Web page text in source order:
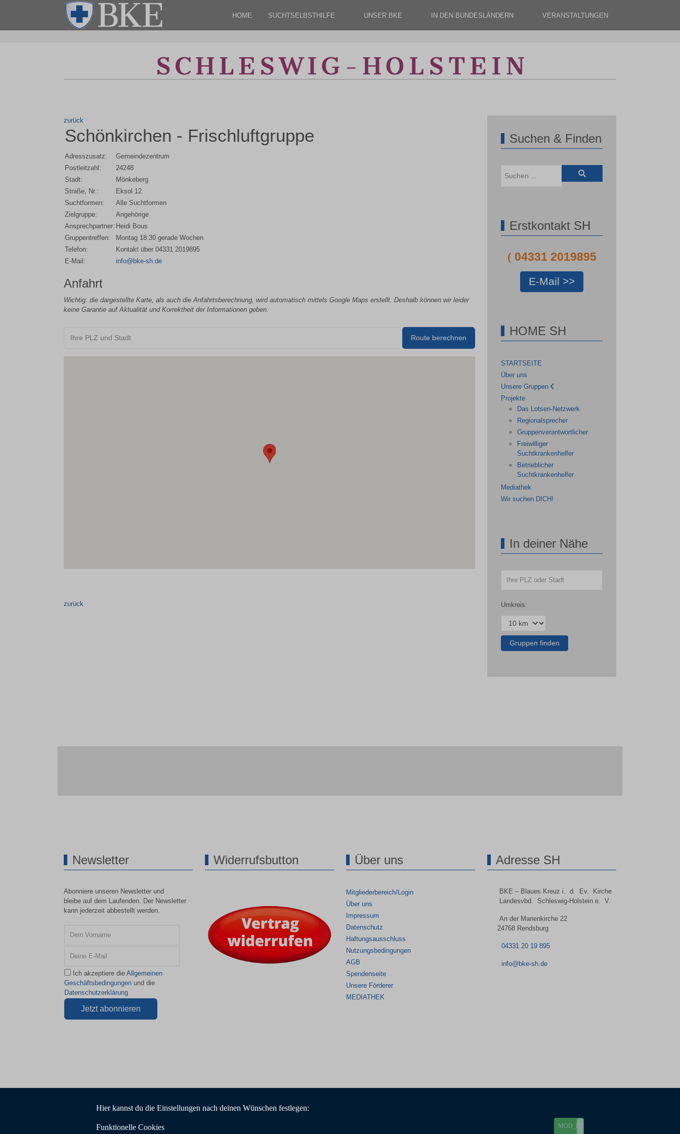
HOME SUCHTSELBSTHILFE UNSER BKE IN DEN BUNDESLÄNDERN VERANSTALTUNGEN
zurück
Schönkirchen - Frischluftgruppe
Adresszusatz:
Gemeindezentrum
Postleitzahl:
24248
Stadt:
Mönkeberg
Straße, Nr.:
Eksol 12
Suchtformen:
Alle Suchtformen
Zielgruppe:
Angehörige
Ansprechpartner: Heidi Bous
Gruppentreffen:
Montag 18:30 gerade Wochen
Telefon:
Kontakt über 04331 2019895
E-Mail:
info@bke-sh.de
Anfahrt
Wichtig: die dargestellte Karte, als auch die Anfahrtsberechnung, wird automatisch mittels Google Maps erstellt. Deshalb können wir leider
keine Garantie auf Aktualität und Korrektheit der Informationen geben.
zurück
Suchen & Finden
Erstkontakt SH
( 04331 2019895
E-Mail >>
HOME SH
STARTSEITE
Über uns
Unsere Gruppen
Projekte
Das Lotsen-Netzwerk
Regionalsprecher
Gruppenverantwortlicher
Freiwilliger
Suchtkrankenhelfer
Betrieblicher
Suchtkrankenhelfer
Mediathek
Wir suchen DICH!
In deiner Nähe
Umkreis:
Hier kannst du die Einstellungen nach deinen Wünschen festlegen:
Funktionelle Cookies MOD_EU_COOKIES_ON
Newsletter
Abonniere unseren Newsletter und
bleibe auf dem Laufenden. Der Newsletter
kann jederzeit abbestellt werden.
Ich akzeptiere die Allgemeinen
Geschäftsbedingungen und die
Datenschutzerklärung
Widerrufsbutton Über uns
Mitgliederbereich/Login
Über uns
Impressum
Datenschutz
Haftungsausschluss
Nutzungsbedingungen
AGB
Spendenseite
Unsere Förderer
MEDIATHEK
Adresse SH
BKE – Blaues Kreuz i. d. Ev. Kirche
Landesvbd. Schleswig-Holstein e. V.
An der Marienkirche 22
24768 Rendsburg
04331 20 19 895
info@bke-sh.de